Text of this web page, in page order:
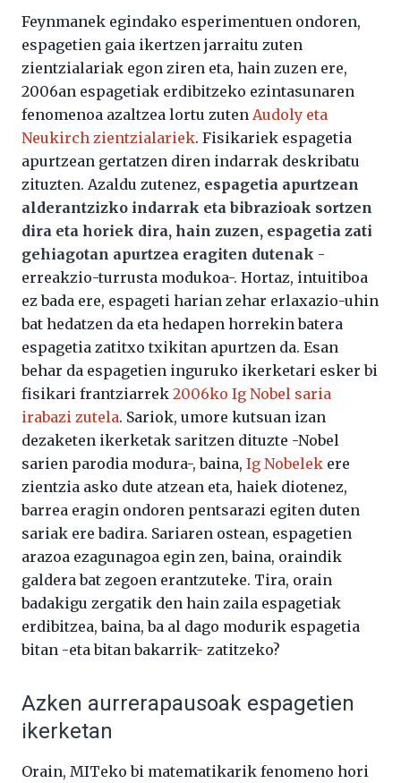
Feynmanek egindako esperimentuen ondoren,
espagetien gaia ikertzen jarraitu zuten
zientzialariak egon ziren eta, hain zuzen ere,
2006an espagetiak erdibitzeko ezintasunaren
fenomenoa azaltzea lortu zuten Audoly eta
Neukirch zientzialariek. Fisikariek espagetia
apurtzean gertatzen diren indarrak deskribatu
zituzten. Azaldu zutenez, espagetia apurtzean
alderantzizko indarrak eta bibrazioak sortzen
dira eta horiek dira, hain zuzen, espagetia zati
gehiagotan apurtzea eragiten dutenak -
erreakzio-turrusta modukoa-. Hortaz, intuitiboa
ez bada ere, espageti harian zehar erlaxazio-uhin
bat hedatzen da eta hedapen horrekin batera
espagetia zatitxo txikitan apurtzen da. Esan
behar da espagetien inguruko ikerketari esker bi
fisikari frantziarrek 2006ko Ig Nobel saria
irabazi zutela. Sariok, umore kutsuan izan
dezaketen ikerketak saritzen dituzte -Nobel
sarien parodia modura-, baina, Ig Nobelek ere
zientzia asko dute atzean eta, haiek diotenez,
barrea eragin ondoren pentsarazi egiten duten
sariak ere badira. Sariaren ostean, espagetien
arazoa ezagunagoa egin zen, baina, oraindik
galdera bat zegoen erantzuteke. Tira, orain
badakigu zergatik den hain zaila espagetiak
erdibitzea, baina, ba al dago modurik espagetia
bitan -eta bitan bakarrik- zatitzeko?
Azken aurrerapausoak espagetien
ikerketan
Orain, MITeko bi matematikarik fenomeno hori